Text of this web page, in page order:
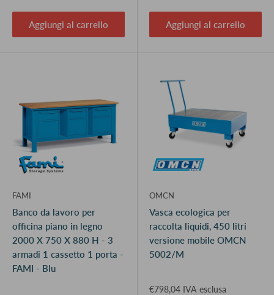
Aggiungi al carrello Aggiungi al carrello
FAMI
Banco da lavoro per
officina piano in legno
2000 X 750 X 880 H - 3
armadi 1 cassetto 1 porta -
FAMI - Blu
OMCN
Vasca ecologica per
raccolta liquidi, 450 litri
versione mobile OMCN
5002/M
€798,04 IVA esclusa